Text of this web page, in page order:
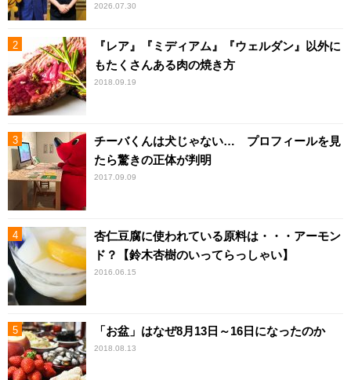
2026.07.30
『レア』『ミディアム』『ウェルダン』以外に
もたくさんある肉の焼き方
2018.09.19
チーバくんは犬じゃない… プロフィールを見
たら驚きの正体が判明
2017.09.09
杏仁豆腐に使われている原料は・・・アーモン
ド？【鈴木杏樹のいってらっしゃい】
2016.06.15
「お盆」はなぜ8月13日～16日になったのか
2018.08.13